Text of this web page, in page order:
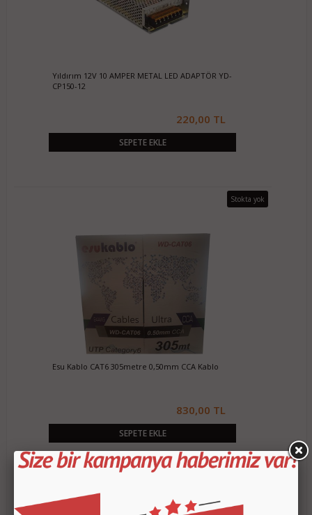
Yıldırım 12V 10 AMPER METAL LED ADAPTÖR YD-
CP150-12
220,00 TL
SEPETE EKLE
Stokta yok
Esu Kablo CAT6 305metre 0,50mm CCA Kablo
830,00 TL
SEPETE EKLE
%%30